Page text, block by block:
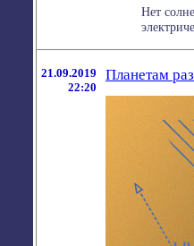
Нет
21.09.2019
22:20
Планетам